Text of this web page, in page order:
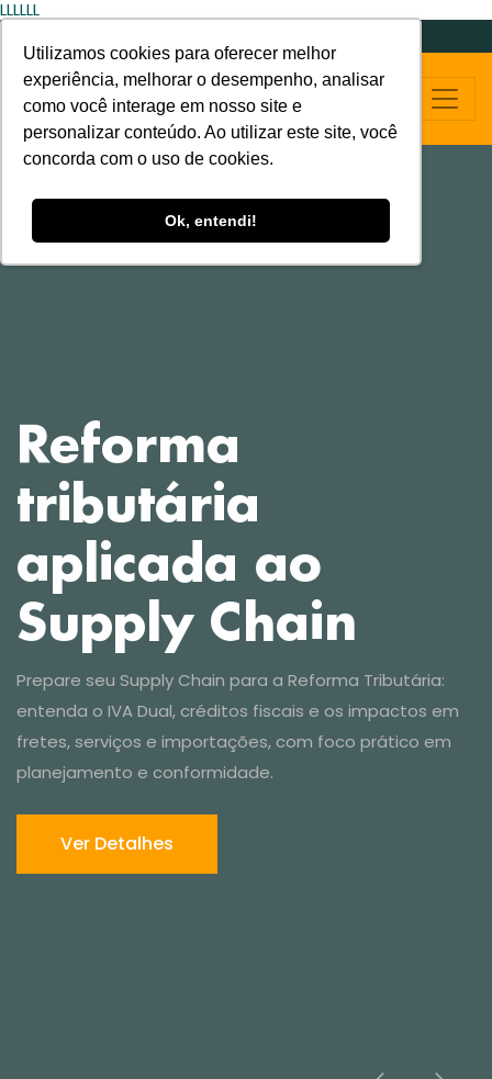
Utilizamos cookies para oferecer melhor
experiência, melhorar o desempenho, analisar
como você interage em nosso site e
personalizar conteúdo. Ao utilizar este site, você
concorda com o uso de cookies.
Ok, entendi!
LLLLLL
entenda o IVA Dual, créditos fiscais e os impactos em
Ver Detalhes